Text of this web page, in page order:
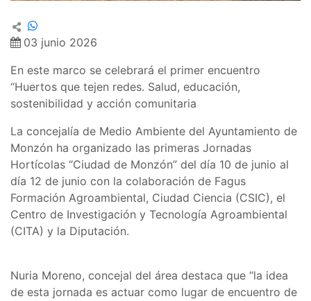
03 junio 2026
En este marco se celebrará el primer encuentro
“Huertos que tejen redes. Salud, educación,
sostenibilidad y acción comunitaria
La concejalía de Medio Ambiente del Ayuntamiento de
Monzón ha organizado las primeras Jornadas
Hortícolas “Ciudad de Monzón” del día 10 de junio al
día 12 de junio con la colaboración de Fagus
Formación Agroambiental, Ciudad Ciencia (CSIC), el
Centro de Investigación y Tecnología Agroambiental
(CITA) y la Diputación.
Nuria Moreno, concejal del área destaca que “la idea
de esta jornada es actuar como lugar de encuentro de